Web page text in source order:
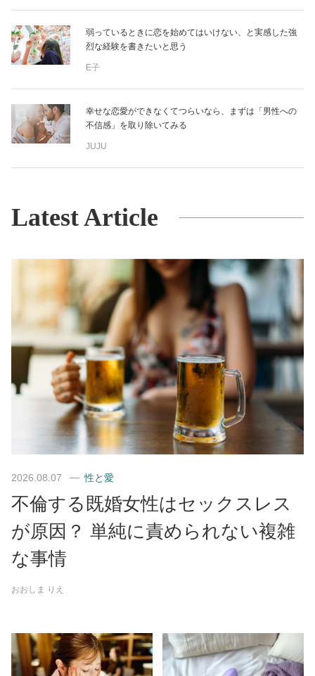
弱っているときに恋を始めてはいけない、と実感した強
烈な経験を書きたいと思う
E子
幸せな恋愛ができなくてつらいなら、まずは「男性への
不信感」を取り除いてみる
JUJU
Latest Article
2026.08.07 性と愛
不倫する既婚女性はセックスレス
が原因？ 単純に責められない複雑
な事情
おおしま りえ